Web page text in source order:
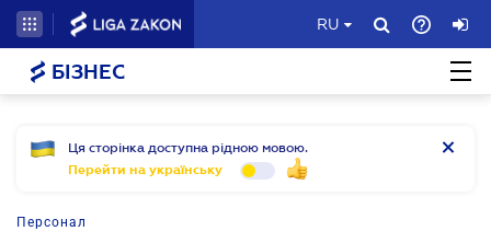
RU
БІЗНЕС
Ця сторінка доступна рідною мовою.
Перейти на українську
Персонал